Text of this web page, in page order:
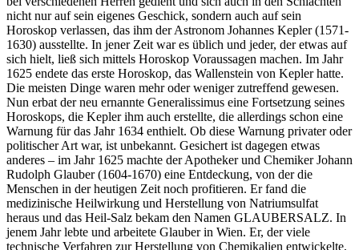
nicht nur auf sein eigenes Geschick, sondern auch auf sein
Horoskop verlassen, das ihm der Astronom Johannes Kepler (1571-
1630) ausstellte. In jener Zeit war es üblich und jeder, der etwas auf
sich hielt, ließ sich mittels Horoskop Voraussagen machen. Im Jahr
1625 endete das erste Horoskop, das Wallenstein von Kepler hatte.
Die meisten Dinge waren mehr oder weniger zutreffend gewesen.
Nun erbat der neu ernannte Generalissimus eine Fortsetzung seines
Horoskops, die Kepler ihm auch erstellte, die allerdings schon eine
Warnung für das Jahr 1634 enthielt. Ob diese Warnung privater oder
politischer Art war, ist unbekannt. Gesichert ist dagegen etwas
anderes – im Jahr 1625 machte der Apotheker und Chemiker Johann
Rudolph Glauber (1604-1670) eine Entdeckung, von der die
Menschen in der heutigen Zeit noch profitieren. Er fand die
medizinische Heilwirkung und Herstellung von Natriumsulfat
heraus und das Heil-Salz bekam den Namen GLAUBERSALZ. In
jenem Jahr lebte und arbeitete Glauber in Wien. Er, der viele
technische Verfahren zur Herstellung von Chemikalien entwickelte,